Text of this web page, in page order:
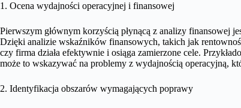
1. Ocena wydajności operacyjnej i finansowej
Pierwszym głównym korzyścią płynącą z analizy finansowej
Dzięki analizie wskaźników finansowych, takich jak
czy firma działa efektywnie i osiąga zamierzone cele.
może to wskazywać na problemy z wydajnością operacyjną,
2. Identyfikacja obszarów wymagających poprawy